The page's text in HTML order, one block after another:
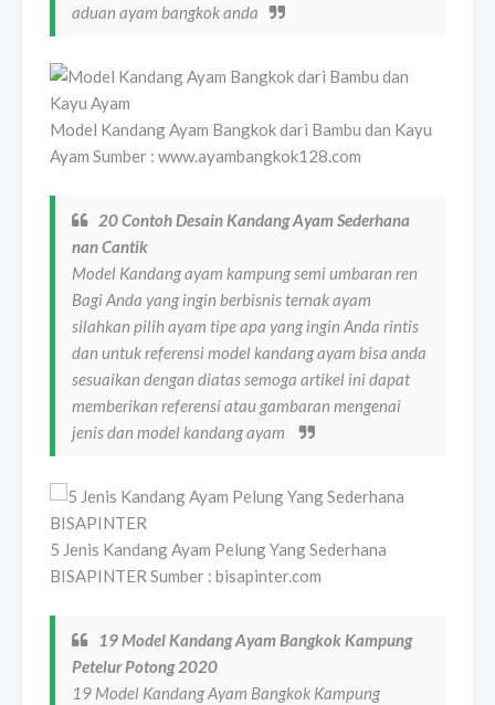
aduan ayam bangkok anda
Model Kandang Ayam Bangkok dari Bambu dan Kayu
Ayam Sumber : www.ayambangkok128.com
20 Contoh Desain Kandang Ayam Sederhana
nan Cantik
Model Kandang ayam kampung semi umbaran ren
Bagi Anda yang ingin berbisnis ternak ayam
silahkan pilih ayam tipe apa yang ingin Anda rintis
dan untuk referensi model kandang ayam bisa anda
sesuaikan dengan diatas semoga artikel ini dapat
memberikan referensi atau gambaran mengenai
jenis dan model kandang ayam
5 Jenis Kandang Ayam Pelung Yang Sederhana
BISAPINTER Sumber : bisapinter.com
19 Model Kandang Ayam Bangkok Kampung
Petelur Potong 2020
19 Model Kandang Ayam Bangkok Kampung